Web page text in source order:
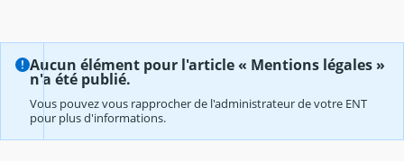
Aucun élément pour l'article « Mentions légales »
n'a été publié.
Vous pouvez vous rapprocher de l'administrateur de votre ENT
pour plus d'informations.